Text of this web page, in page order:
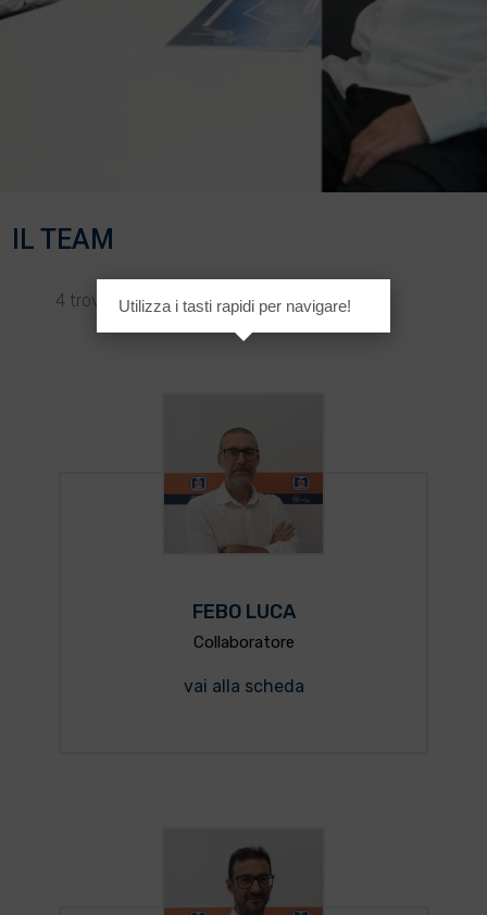
IL TEAM
4 trovati!
FEBO LUCA
Collaboratore
vai alla scheda
Utilizza i tasti rapidi per navigare!